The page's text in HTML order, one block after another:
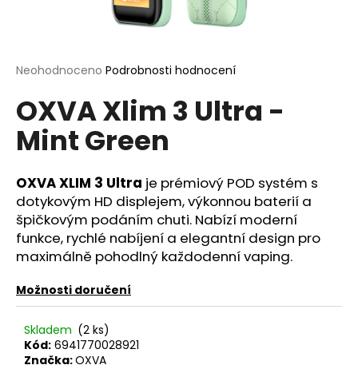
Průměrné
produktu
je
0,0
hvězdiček.
Neohodnoceno Podrobnosti hodnocení
OXVA Xlim 3 Ultra -
Mint Green
OXVA XLIM 3 Ultra je prémiový POD systém s
dotykovým HD displejem, výkonnou baterií a
špičkovým podáním chuti. Nabízí moderní
funkce, rychlé nabíjení a elegantní design pro
maximálně pohodlný každodenní vaping.
Možnosti doručení
Skladem (2 ks)
Kód: 6941770028921
Značka:OXVA
í
t
?
HLEDAT
D
p
o
u
č